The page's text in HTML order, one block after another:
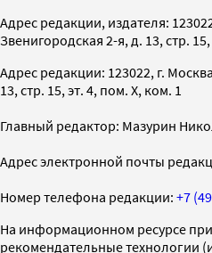
Адрес редакции, издателя:
Звенигородская 2-я, д. 13, стр.
Адрес редакции: 123022, г.
13, стр. 15, эт. 4, пом. X, ком. 1
Главный редактор: Мазурин
Адрес электронной почты
Номер телефона редакции: +7
На информационном ресурсе
рекомендательные технологии